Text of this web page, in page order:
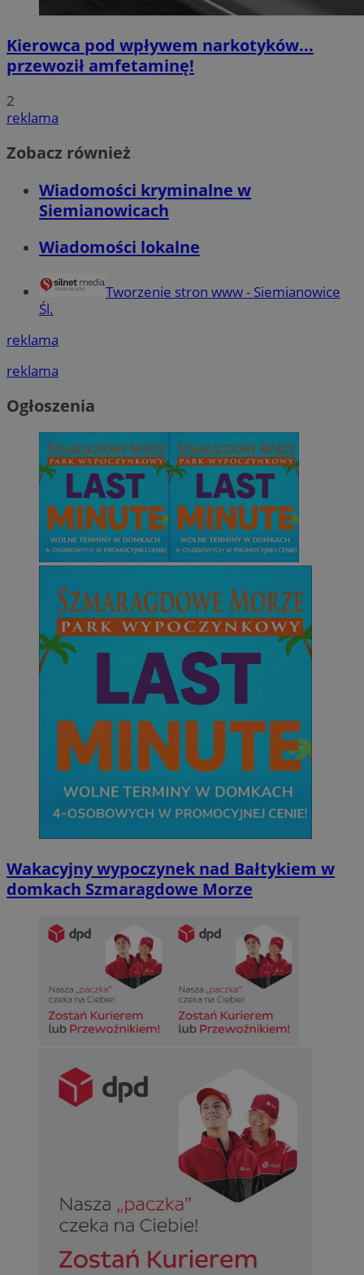
Kierowca pod wpływem narkotyków...
przewoził amfetaminę!
2
reklama
Zobacz również
Wiadomości kryminalne w
Siemianowicach
Wiadomości lokalne
Tworzenie stron www - Siemianowice
Śl.
reklama
reklama
Ogłoszenia
Wakacyjny wypoczynek nad Bałtykiem w
domkach Szmaragdowe Morze